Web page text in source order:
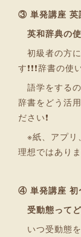
③ 単発講座 英
英和辞典の
初級者の方
す❗❗❗辞書の
語学をするの
辞書をどう活
ださい❗
※紙、アプリ
理想ではありま
④ 単発講座 初
受動態って
いつ受動態